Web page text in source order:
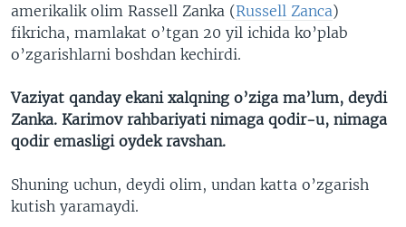
amerikalik olim Rassell Zanka (Russell Zanca)
fikricha, mamlakat o’tgan 20 yil ichida ko’plab
o’zgarishlarni boshdan kechirdi.
Vaziyat qanday ekani xalqning o’ziga ma’lum, deydi
Zanka. Karimov rahbariyati nimaga qodir-u, nimaga
qodir emasligi oydek ravshan.
Shuning uchun, deydi olim, undan katta o’zgarish
kutish yaramaydi.